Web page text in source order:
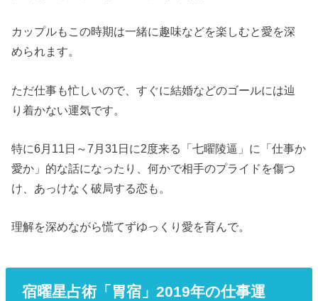
カップルもこの時期は一緒に趣味などを楽しむと愛を深
められます。
ただ仕事も忙しいので、すぐに結婚などのゴールには辿
り着かない運気です。
特に6月11日～7月31日に2度来る「七曜陵逼」に「仕事か
愛か」的な話になったり、何かで相手のプライドを傷つ
け、あっけなく破局する恋も。
理解を深めながら慌てずゆっくり愛を育んで。
宿曜星占術「胃宿」2019年の仕事運